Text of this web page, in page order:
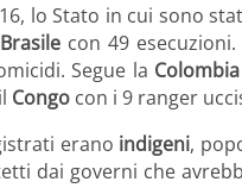
lo Stato in cui sono
Brasilecon 49
Segue la Colombia
Congo con i 9 ranger
erano indigeni,
dai governi che